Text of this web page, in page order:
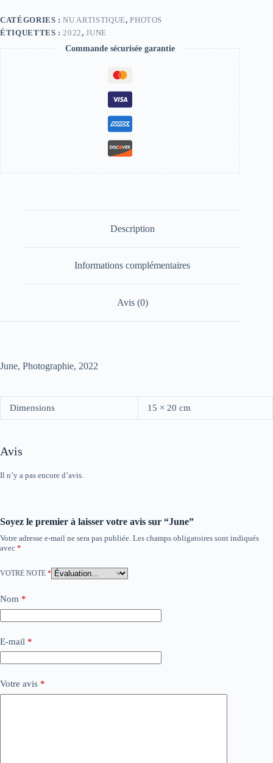
CATÉGORIES :NU ARTISTIQUE,PHOTOS
ÉTIQUETTES : 2022,JUNE
Commande sécurisée garantie
Description
Informations complémentaires
Avis (0)
June, Photographie, 2022
Dimensions 15 × 20 cm
Avis
Il n’y a pas encore d’avis.
Soyez le premier à laisser votre avis sur “June”
Votre adresse e-mail ne sera pas publiée. Les champs obligatoires sont indiqués
avec *
VOTRE NOTE *
Nom *
E-mail *
Votre avis *